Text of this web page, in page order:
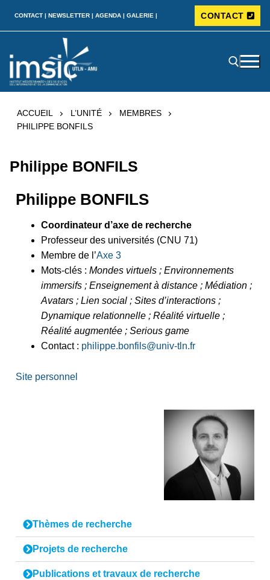
CONTACT | NEWSLETTER | AGENDA | GALERIE | CONTACT
ACCUEIL L’UNITÉ
MEMBRES
PHILIPPE BONFILS
Philippe BONFILS
Philippe BONFILS
Coordinateur d’axe de recherche
Professeur des universités (CNU 71)
Membre de l’Axe 3
Mots-clés : Mondes virtuels ; Environnements
immersifs ; Enseignement à distance ; Médiation ;
Avatars ; Lien social ; Sites d’interactions ;
Dynamique relationnelle ; Réalité virtuelle ;
Réalité augmentée ; Serious game
Contact : philippe.bonfils@univ-tln.fr
Site personnel
Thèmes de recherche
Projets de recherche
Publications et travaux de recherche